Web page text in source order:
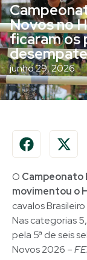
Novos no
ficaram os
junho 29, 2026
O Campeonato
movimentou o
cavalos
Nas categorias
pela 5ª de seis
Novos 2026 –